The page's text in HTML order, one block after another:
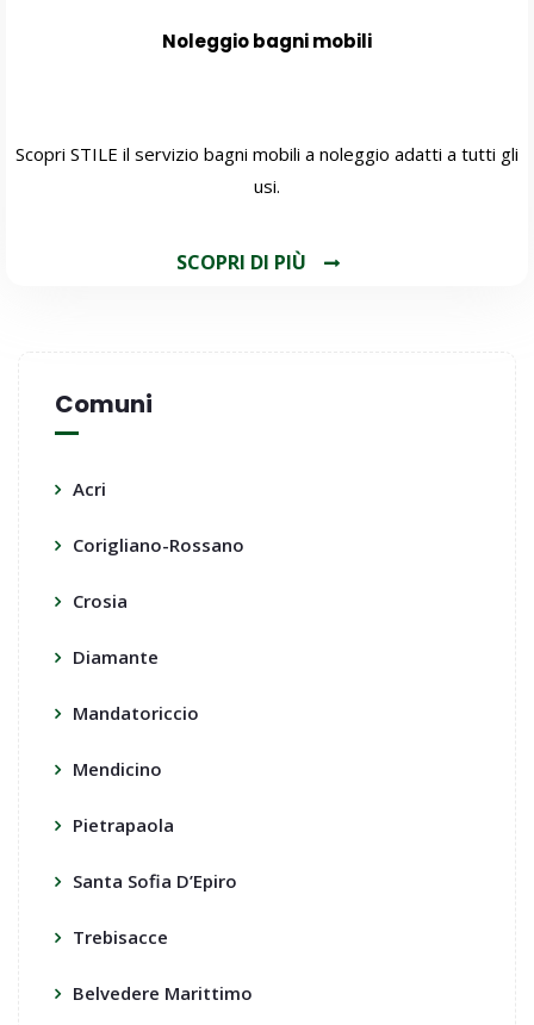
Noleggio bagni mobili
Scopri STILE il servizio bagni mobili a noleggio adatti a tutti gli
usi.
SCOPRI DI PIÙ
Comuni
Acri
Corigliano-Rossano
Crosia
Diamante
Mandatoriccio
Mendicino
Pietrapaola
Santa Sofia D’Epiro
Trebisacce
Belvedere Marittimo